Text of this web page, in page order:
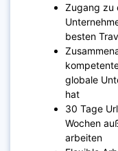
Zugang zu
besten
globale
hat
30 Tage
Wochen
arbeiten